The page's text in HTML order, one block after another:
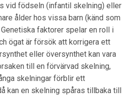
vid födseln (infantil skelning) eller
ålder hos vissa barn (känd som
faktorer spelar en roll i
ögat är försök att korrigera ett
eller översynthet kan vara
till en förvärvad skelning,
skelningar förblir ett
kan en skelning spåras tillbaka till